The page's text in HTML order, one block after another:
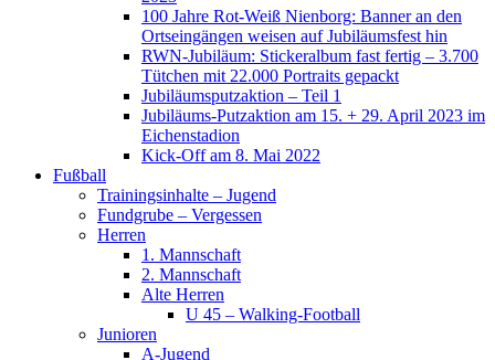
100 Jahre Rot-Weiß Nienborg: Banner an den
Ortseingängen weisen auf Jubiläumsfest hin
RWN-Jubiläum: Stickeralbum fast fertig – 3.700
Tütchen mit 22.000 Portraits gepackt
Jubiläumsputzaktion – Teil 1
Jubiläums-Putzaktion am 15. + 29. April 2023 im
Eichenstadion
Kick-Off am 8. Mai 2022
Fußball
Trainingsinhalte – Jugend
Fundgrube – Vergessen
Herren
1. Mannschaft
2. Mannschaft
Alte Herren
U 45 – Walking-Football
Junioren
A-Jugend